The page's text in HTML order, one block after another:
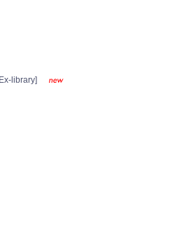
library]